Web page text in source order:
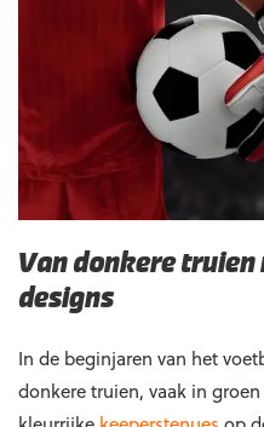
Van donkere truien
designs
In de beginjaren van het
donkere truien, vaak in